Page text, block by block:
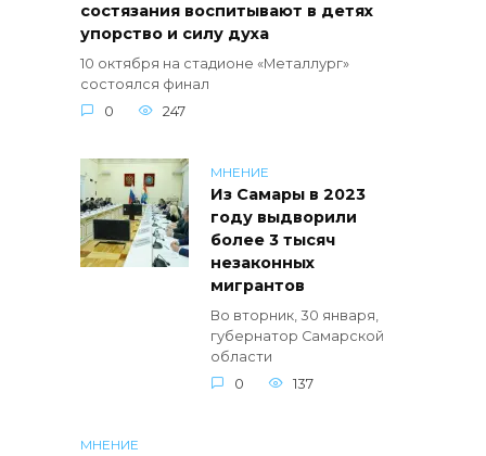
состязания воспитывают в детях
упорство и силу духа
10 октября на стадионе «Металлург»
состоялся финал
0
247
МНЕНИЕ
Из Самары в 2023
году выдворили
более 3 тысяч
незаконных
мигрантов
Во вторник, 30 января,
губернатор Самарской
области
0
137
МНЕНИЕ